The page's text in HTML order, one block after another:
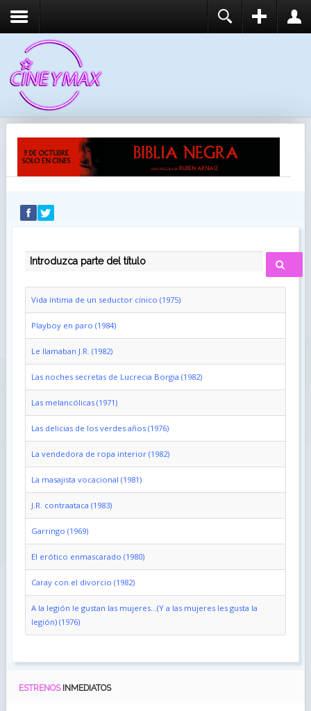
RECUÉRDEME
IDENTIFICARSE
INTRODUZCA PARTE DEL TÍTULO
Vida íntima de un seductor cínico (1975)
Playboy en paro (1984)
Le llamaban J.R. (1982)
Las noches secretas de Lucrecia Borgia (1982)
Las melancólicas (1971)
Las delicias de los verdes años (1976)
La vendedora de ropa interior (1982)
La masajista vocacional (1981)
J.R. contraataca (1983)
Garringo (1969)
El erótico enmascarado (1980)
Caray con el divorcio (1982)
A la legión le gustan las mujeres...(Y a las mujeres les gusta la
legión) (1976)
ESTRENOS INMEDIATOS